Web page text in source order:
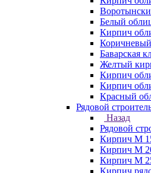
Белый
Кирпич
Баварская
Желтый
Кирпич
Кирпич
Красный
Рядовой
Назад
Рядовой
Кирпич М
Кирпич М
Кирпич М
Кирпич